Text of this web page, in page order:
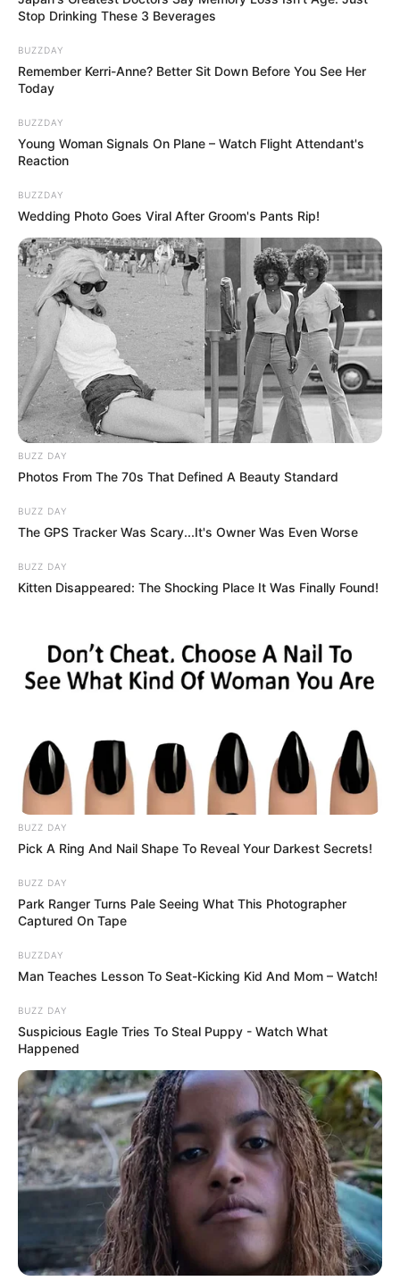
Tisza ezzel nemcsak a múlt lezárását akarja jelezni,
hanem azt is: a jövőben senki nem ülhet évtizedekig
a miniszterelnöki székben.
Stop Drinking These 3 Beverages
BUZZDAY
Remember Kerri-Anne? Better Sit Down Before You See Her
Today
BUZZDAY
Young Woman Signals On Plane – Watch Flight Attendant's
Reaction
BUZZDAY
Wedding Photo Goes Viral After Groom's Pants Rip!
BUZZ DAY
Photos From The 70s That Defined A Beauty Standard
BUZZ DAY
The GPS Tracker Was Scary...It's Owner Was Even Worse
BUZZ DAY
Kitten Disappeared: The Shocking Place It Was Finally Found!
BUZZ DAY
Pick A Ring And Nail Shape To Reveal Your Darkest Secrets!
BUZZ DAY
Park Ranger Turns Pale Seeing What This Photographer
Captured On Tape
BUZZDAY
Man Teaches Lesson To Seat-Kicking Kid And Mom – Watch!
BUZZ DAY
Suspicious Eagle Tries To Steal Puppy - Watch What
Happened